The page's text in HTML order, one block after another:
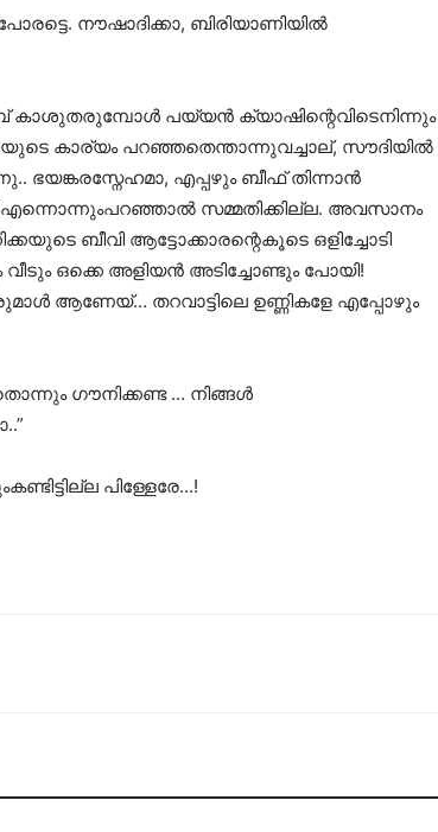
നൗഷാദിക്കാ, ബിരിയാണിയിൽ
പയ്യൻ ക്യാഷിന്റെവിടെനിന്നും
കാര്യം പറഞ്ഞതെന്താന്നുവച്ചാല്, സൗദിയിൽ
എപ്പഴും ബീഫ് തിന്നാൻ
എന്നൊന്നുംപറഞ്ഞാൽ സമ്മതിക്കില്ല. അവസാനം
ബീവി ആട്ടോക്കാരന്റെകൂടെ ഒളിച്ചോടി
ഒക്കെ അളിയൻ അടിച്ചോണ്ടും പോയി!
ആണേയ്… തറവാട്ടിലെ ഉണ്ണികളേ എപ്പോഴും
ഗൗനിക്കണ്ട … നിങ്ങൾ
പിള്ളേരേ…!